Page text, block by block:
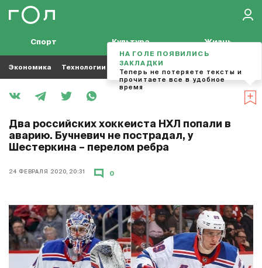
Спорт Культура Жизнь
Экономика Технологии Кино Футбол
Два российских хоккеиста НХЛ попали в
аварию. Бучневич не пострадал, у
Шестеркина – перелом ребра
24 ФЕВРАЛЯ 2020, 20:31 0
НА ГОЛЕ ПОЯВИЛИСЬ
ЗАКЛАДКИ
Теперь не потеряете тексты и
прочитаете все в удобное
время